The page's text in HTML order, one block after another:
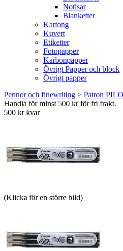
Notisar
Blanketter
Kartong
Kuvert
Etiketter
Fotopapper
Karbonpapper
Övrigt Papper och block
Övrigt papper
Pennor och finewriting > Patron
Handla för minst 500 kr för fri frakt.
500 kr kvar
(Klicka för en större bild)